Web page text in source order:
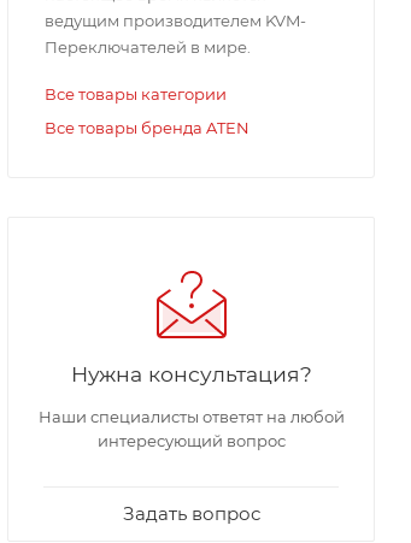
ведущим производителем KVM-
Переключателей в мире.
Все товары категории
Все товары бренда ATEN
Нужна консультация?
Наши специалисты ответят на любой
интересующий вопрос
Задать вопрос